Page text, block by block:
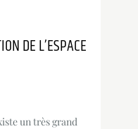
DE L’ESPACE
un très grand